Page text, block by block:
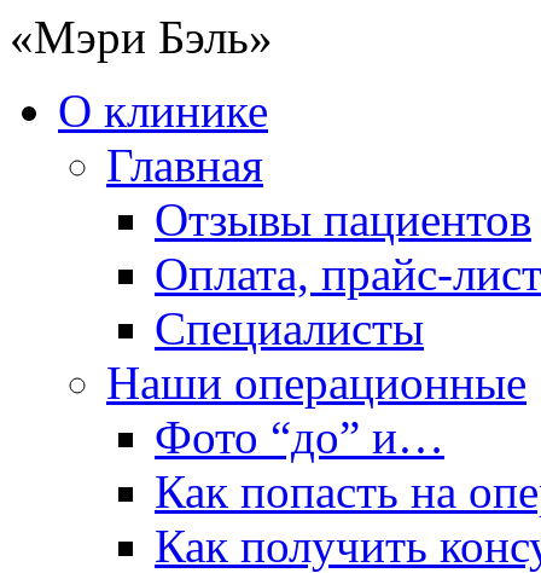
«Мэри Бэль»
О клинике
Главная
Отзывы пациентов
Оплата, прайс-лист
Специалисты
Наши операционные
Фото “до” и…
Как попасть на
Как получить